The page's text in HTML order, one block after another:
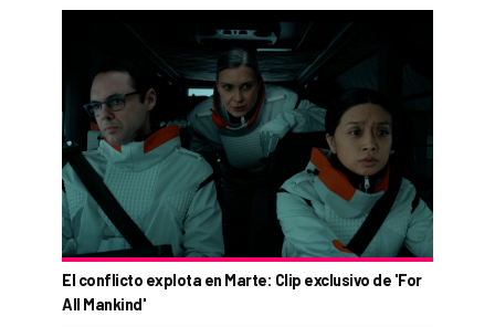
El conflicto explota en Marte: Clip exclusivo de 'For
All Mankind'